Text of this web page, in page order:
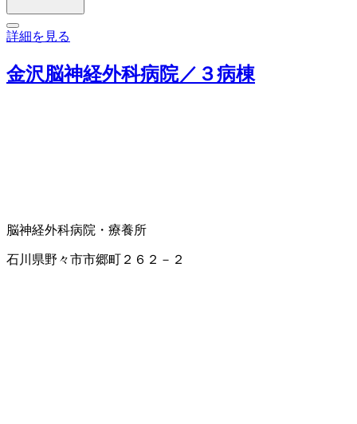
詳細を見る
金沢脳神経外科病院／３病棟
脳神経外科病院・療養所
石川県野々市市郷町２６２－２